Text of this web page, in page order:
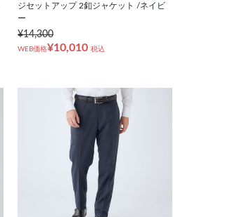
ジセットアップ 2釦ジャケット /ネイビ
ー
¥14,300
WEB価格¥10,010 税込